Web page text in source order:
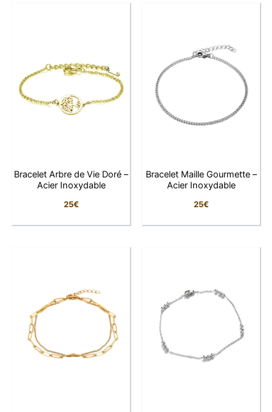
délicatement entrelacé crée un effet visuel raffiné,
Conçu en alliage haute résistance, ce bijou offre un
équilibre parfait entre légèreté et solidité, tout en
conservant une brillance durable. Polyvalent et
élégant, il s’associe aussi bien à une tenue
sophistiquée qu’à un look quotidien chic, incarnant la
Caractéristiques détaillées
Finition
Plaqué or 1 micron
d’excellente qualité
Dimensions 6,5 cm x 1,5 cm
Bracelet Arbre de Vie Doré –
Acier Inoxydable
25€
Bracelet Maille Gourmette –
Acier Inoxydable
25€